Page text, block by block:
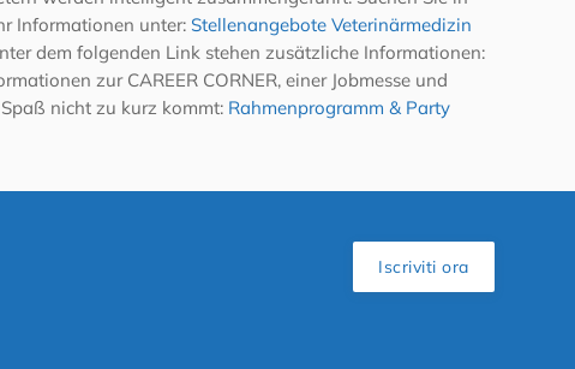
Informationen unter: Stellenangebote Veterinärmedizin
dem folgenden Link stehen zusätzliche Informationen:
zur CAREER CORNER, einer Jobmesse und
nicht zu kurz kommt: Rahmenprogramm & Party
Iscriviti ora